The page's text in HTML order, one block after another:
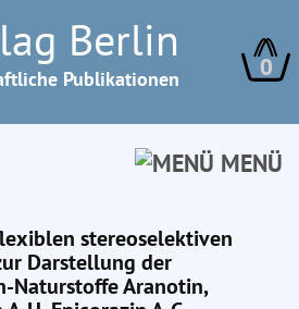
Berlin
Publikationen 0
MENÜ
stereoselektiven
Darstellung der
Naturstoffe Aranotin,